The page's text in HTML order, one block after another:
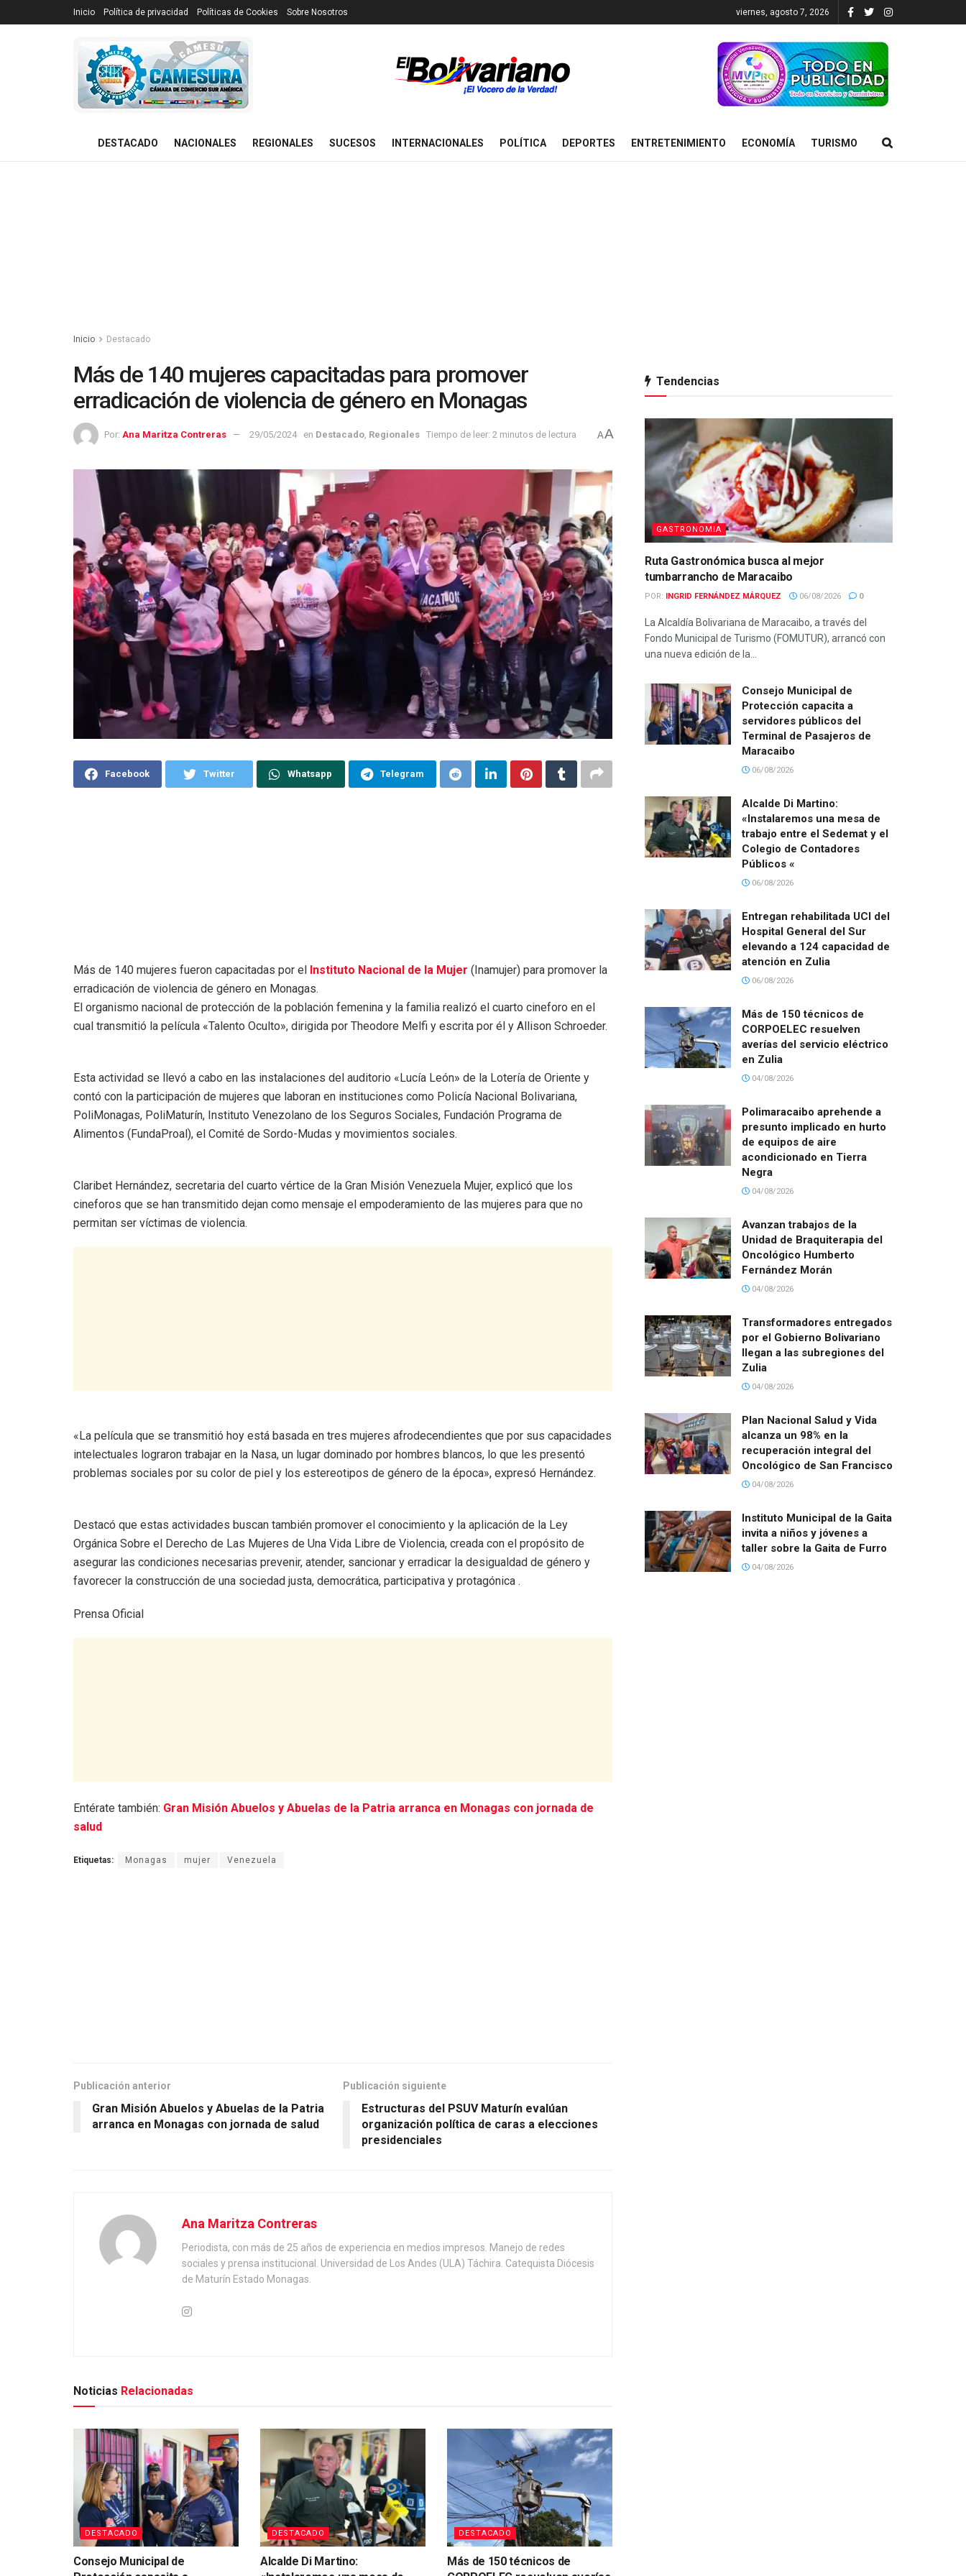
Inicio Política de privacidad Políticas de Cookies Sobre Nosotros viernes, agosto 7, 2026
DESTACADO NACIONALES REGIONALES SUCESOS INTERNACIONALES POLÍTICA DEPORTES ENTRETENIMIENTO ECONOMÍA TURISMO
Inicio Destacado
Más de 140 mujeres capacitadas para promover
erradicación de violencia de género en Monagas
Por: Ana Maritza Contreras 29/05/2024 en Destacado Regionales Tiempo de leer: 2 minutos de lectura AA
Facebook Twitter Whatsapp Telegram
Más de 140 mujeres fueron capacitadas por el Instituto Nacional de la Mujer (Inamujer) para promover la
erradicación de violencia de género en Monagas.
El organismo nacional de protección de la población femenina y la familia realizó el cuarto cineforo en el
cual transmitió la película «Talento Oculto», dirigida por Theodore Melfi y escrita por él y Allison Schroeder.
Esta actividad se llevó a cabo en las instalaciones del auditorio «Lucía León» de la Lotería de Oriente y
contó con la participación de mujeres que laboran en instituciones como Policía Nacional Bolivariana,
PoliMonagas, PoliMaturín, Instituto Venezolano de los Seguros Sociales, Fundación Programa de
Alimentos (FundaProal), el Comité de Sordo-Mudas y movimientos sociales.
Claribet Hernández, secretaria del cuarto vértice de la Gran Misión Venezuela Mujer, explicó que los
cineforos que se han transmitido dejan como mensaje el empoderamiento de las mujeres para que no
permitan ser víctimas de violencia.
«La película que se transmitió hoy está basada en tres mujeres afrodecendientes que por sus capacidades
intelectuales lograron trabajar en la Nasa, un lugar dominado por hombres blancos, lo que les presentó
problemas sociales por su color de piel y los estereotipos de género de la época», expresó Hernández.
Destacó que estas actividades buscan también promover el conocimiento y la aplicación de la Ley
Orgánica Sobre el Derecho de Las Mujeres de Una Vida Libre de Violencia, creada con el propósito de
asegurar las condiciones necesarias prevenir, atender, sancionar y erradicar la desigualdad de género y
favorecer la construcción de una sociedad justa, democrática, participativa y protagónica .
Prensa Oficial
Entérate también: Gran Misión Abuelos y Abuelas de la Patria arranca en Monagas con jornada de
salud
Etiquetas: Monagas mujer Venezuela
Publicación anterior
Gran Misión Abuelos y Abuelas de la Patria
arranca en Monagas con jornada de salud
Publicación siguiente
Estructuras del PSUV Maturín evalúan
organización política de caras a elecciones
presidenciales
Ana Maritza Contreras
Periodista, con más de 25 años de experiencia en medios impresos. Manejo de redes
sociales y prensa institucional. Universidad de Los Andes (ULA) Táchira. Catequista Diócesis
de Maturín Estado Monagas.
Noticias Relacionadas
DESTACADO
Consejo Municipal de
DESTACADO
Alcalde Di Martino:
DESTACADO
Más de 150 técnicos de
Tendencias
GASTRONOMIA
Ruta Gastronómica busca al mejor
tumbarrancho de Maracaibo
POR: INGRID FERNÁNDEZ MÁRQUEZ 06/08/2026 0
La Alcaldía Bolivariana de Maracaibo, a través del
Fondo Municipal de Turismo (FOMUTUR), arrancó con
una nueva edición de la...
Consejo Municipal de
Protección capacita a
servidores públicos del
Terminal de Pasajeros de
Maracaibo
06/08/2026
Alcalde Di Martino:
«Instalaremos una mesa de
trabajo entre el Sedemat y el
Colegio de Contadores
Públicos «
06/08/2026
Entregan rehabilitada UCI del
Hospital General del Sur
elevando a 124 capacidad de
atención en Zulia
06/08/2026
Más de 150 técnicos de
CORPOELEC resuelven
averías del servicio eléctrico
en Zulia
04/08/2026
Polimaracaibo aprehende a
presunto implicado en hurto
de equipos de aire
acondicionado en Tierra
Negra
04/08/2026
Avanzan trabajos de la
Unidad de Braquiterapia del
Oncológico Humberto
Fernández Morán
04/08/2026
Transformadores entregados
por el Gobierno Bolivariano
llegan a las subregiones del
Zulia
04/08/2026
Plan Nacional Salud y Vida
alcanza un 98% en la
recuperación integral del
Oncológico de San Francisco
04/08/2026
Instituto Municipal de la Gaita
invita a niños y jóvenes a
taller sobre la Gaita de Furro
04/08/2026